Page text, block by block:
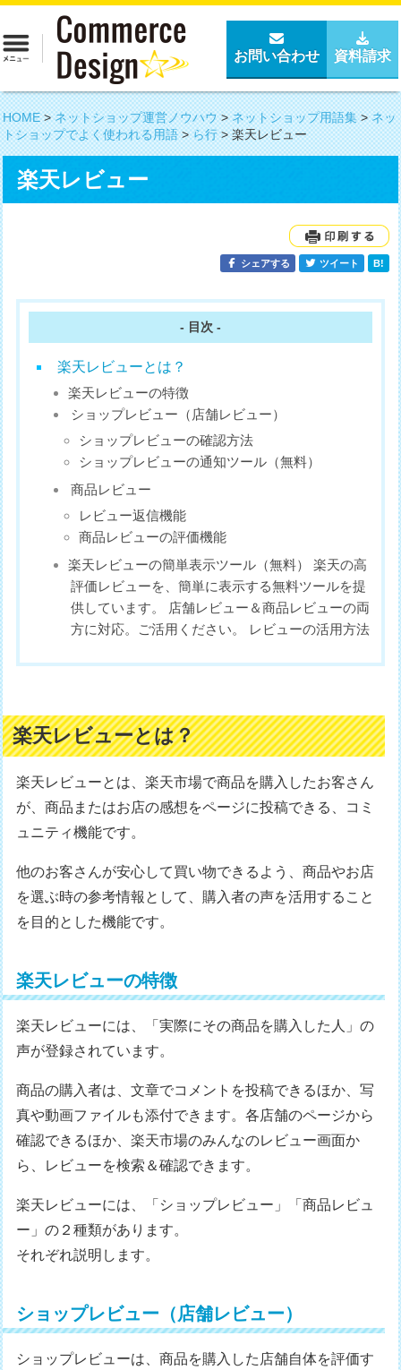
お問い合わせ 資料請求
HOME>ネットショップ運営ノウハウ>ネットショップ用語集>ネッ
トショップでよく使われる用語>ら行>楽天レビュー
楽天レビュー
シェアする ツイート B!
- 目次 -
楽天レビューとは？
楽天レビューの特徴
ショップレビュー（店舗レビュー）
ショップレビューの確認方法
ショップレビューの通知ツール（無料）
商品レビュー
レビュー返信機能
商品レビューの評価機能
楽天レビューの簡単表示ツール（無料） 楽天の高
評価レビューを、簡単に表示する無料ツールを提
供しています。 店舗レビュー＆商品レビューの両
方に対応。ご活用ください。 レビューの活用方法
楽天レビューとは？
楽天レビューとは、楽天市場で商品を購入したお客さん
が、商品またはお店の感想をページに投稿できる、コミ
ュニティ機能です。
他のお客さんが安心して買い物できるよう、商品やお店
を選ぶ時の参考情報として、購入者の声を活用すること
を目的とした機能です。
楽天レビューの特徴
楽天レビューには、「実際にその商品を購入した人」の
声が登録されています。
商品の購入者は、文章でコメントを投稿できるほか、写
真や動画ファイルも添付できます。各店舗のページから
確認できるほか、楽天市場のみんなのレビュー画面か
ら、レビューを検索＆確認できます。
楽天レビューには、「ショップレビュー」「商品レビュ
ー」の２種類があります。
それぞれ説明します。
ショップレビュー（店舗レビュー）
ショップレビューは、商品を購入した店舗自体を評価す